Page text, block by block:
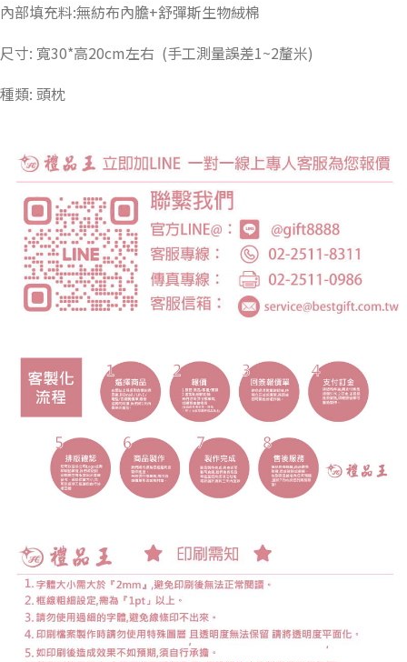
內部填充料:無紡布內膽+舒彈斯生物絨棉
尺寸: 寬30*高20cm左右 (手工測量誤差1~2釐米)
種類: 頭枕